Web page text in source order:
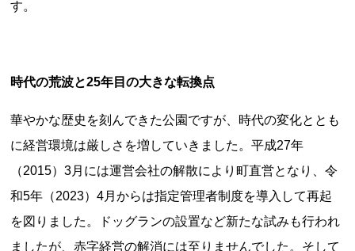
海外
北海道
青森県 岩手県 宮城県
山形県
福島県
関東地方
茨城県
栃木県 群馬県 埼玉県
千葉県
東京都
神奈川県
中部地方
す。
時代の荒波と25年目の大きな転換点
華やかな歴史を刻んできた公園ですが、時代の変化ととも
に経営環境は厳しさを増していきました。平成27年
（2015）3月には運営会社の解散により町直営となり、令
和5年（2023）4月からは指定管理者制度を導入して再起
を図りました。ドッグランの設置など新たな試みも行われ
ましたが、赤字経営の解消には至りませんでした。そして